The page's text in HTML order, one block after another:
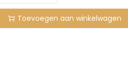
Toevoegen aan winkelwagen